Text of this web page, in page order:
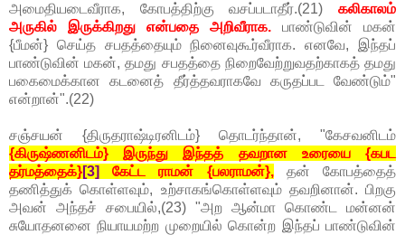
அமைதியடைவீராக, கோபத்திற்கு வசப்படாதீர்.(21) கலிகாலம்
அருகில் இருக்கிறது என்பதை அறிவீராக. பாண்டுவின் மகன்
{பீமன்} செய்த சபதத்தையும் நினைவுகூர்வீராக. எனவே, இந்தப்
பாண்டுவின் மகன், தமது சபதத்தை நிறைவேற்றுவதற்காகத் தமது
பகைமைக்கான கடனைத் தீர்த்தவராகவே கருதப்பட வேண்டும்"
என்றான்".(22)
சஞ்சயன் {திருதராஷ்டிரனிடம்} தொடர்ந்தான், "கேசவனிடம்
{கிருஷ்ணனிடம்} இருந்து இந்தத் தவறான உரையை {கபட
தர்மத்தைக்}[3] கேட்ட ராமன் {பலராமன்},தன் கோபத்தைத்
தணித்துக் கொள்ளவும், உற்சாகங்கொள்ளவும் தவறினான். பிறகு
அவன் அந்தச் சபையில்,(23) "அற ஆன்மா கொண்ட மன்னன்
சுயோதனனை நியாயமற்ற முறையில் கொன்ற இந்தப் பாண்டுவின்